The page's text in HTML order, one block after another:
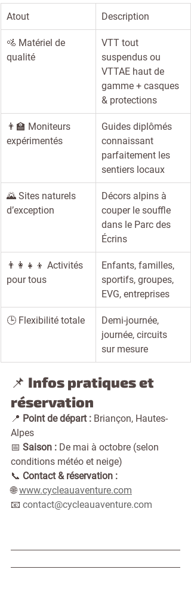
Atout Description
🚵 Matériel de
qualité
VTT tout
suspendus ou
VTTAE haut de
gamme + casques
& protections
👨‍🏫 Moniteurs
expérimentés
Guides diplômés
connaissant
parfaitement les
sentiers locaux
🌄 Sites naturels
d’exception
Décors alpins à
couper le souffle
dans le Parc des
Écrins
👨‍👩‍👧‍👦 Activités
pour tous
Enfants, familles,
sportifs, groupes,
EVG, entreprises
🕒 Flexibilité totale
Demi-journée,
journée, circuits
sur mesure
📌 Infos pratiques et
réservation
📍 Point de départ : Briançon, Hautes-
Alpes
📅 Saison : De mai à octobre (selon
conditions météo et neige)
📞 Contact & réservation :
🌐 www.cycleauaventure.com
📧 contact@cycleauaventure.com